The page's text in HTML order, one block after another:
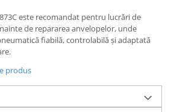
este recomandat pentru lucrări de
de repararea anvelopelor, unde
fiabilă, controlabilă și adaptată
produs